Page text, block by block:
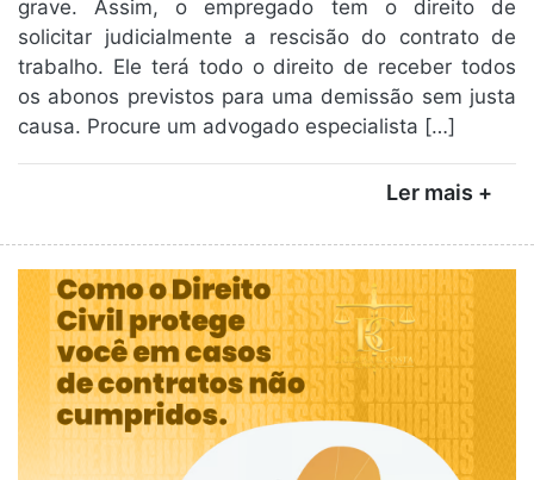
grave. Assim, o empregado tem o direito de
solicitar judicialmente a rescisão do contrato de
trabalho. Ele terá todo o direito de receber todos
os abonos previstos para uma demissão sem justa
causa. Procure um advogado especialista […]
Ler mais +